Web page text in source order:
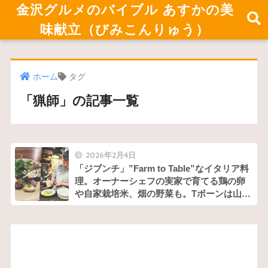
金沢グルメのバイブル あすかの美
味献立（びみこんりゅう）
ホーム タグ
「猟師」の記事一覧
2026年2月4日
「ジブンチ」”Farm to Table”なイタリア料
理。オーナーシェフの実家で育てる鶏の卵
や自家栽培米、畑の野菜も。Tボーンは山本
シェフの代名詞！